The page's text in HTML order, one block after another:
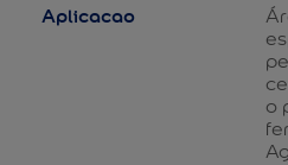
Aplicacao
o